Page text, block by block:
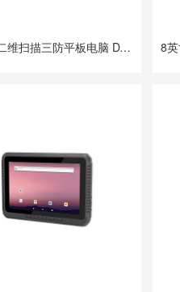
10英寸二维扫描三防平板电脑 DTZ-T1001E-8781